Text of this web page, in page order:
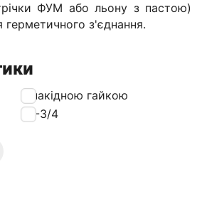
ФУМ або льону з пастою)
герметичного з'єднання.
З накідною гайкою
25-3/4